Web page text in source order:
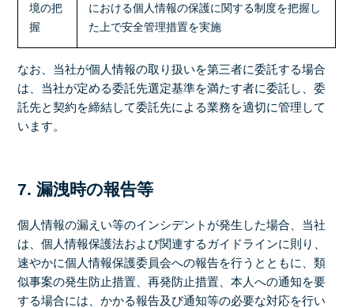
境の把
握
における個人情報の保護に関する制度を把握し
た上で安全管理措置を実施
なお、当社が個人情報の取り扱いを第三者に委託する場合
は、当社が定める委託先選定基準を満たす者に委託し、委
託先と契約を締結して委託先による業務を適切に管理して
います。
7. 漏洩時の報告等
個人情報の漏えい等のインシデントが発生した場合、当社
は、個人情報保護法および関連するガイドラインに則り、
速やかに個人情報保護委員会への報告を行うとともに、類
似事案の発生防止措置、再発防止措置、本人への通知を要
する場合には、かかる報告及び通知等の必要な対応を行い